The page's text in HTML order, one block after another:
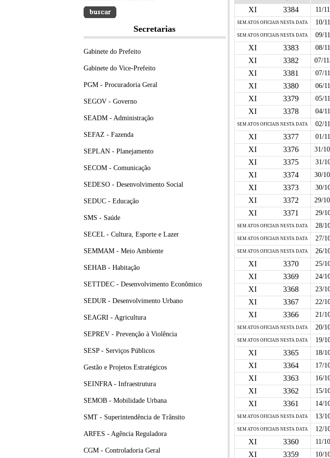
Secretarias
Gabinete do Prefeito
Gabinete do Vice-Prefeito
PGM - Procuradoria Geral
SEGOV - Governo
SEADM - Administração
SEFAZ - Fazenda
SEPLAN - Planejamento
SECOM - Comunicação
SEDESO - Desenvolvimento Social
SEDUC - Educação
SMS - Saúde
SECEL - Cultura, Esporte e Lazer
SEMMAM - Meio Ambiente
SEHAB - Habitação
SETTDEC - Desenvolvimento Econômico
SEDUR - Desenvolvimento Urbano
SEAGRI - Agricultura
SEPREV - Prevenção à Violência
SESP - Serviços Públicos
Gestão e Projetos Estratégicos
SEINFRA - Infraestrutura
SEMOB - Mobilidade Urbana
SMT - Superintendência de Trânsito
ARFES - Agência Reguladora
CGM - Controladoria Geral
XI
3384 11/
SEM ATOS OFICIAIS NESTA DATA 10/
SEM ATOS OFICIAIS NESTA DATA 09/
XI 3383 08/
XI 3382 07/
XI 3381 07/
XI 3380 06/
XI 3379 05/
XI 3378 04/
SEM ATOS OFICIAIS NESTA DATA 02/
XI 3377 01/
XI 3376 31/
XI 3375 31/
XI 3374 30/
XI 3373 30/
XI 3372 29/
XI 3371 29/
SEM ATOS OFICIAIS NESTA DATA 28/
SEM ATOS OFICIAIS NESTA DATA 27/
SEM ATOS OFICIAIS NESTA DATA 26/
XI 3370 25/
XI 3369 24/
XI 3368 23/
XI 3367 22/
XI 3366 21/
SEM ATOS OFICIAIS NESTA DATA 20/
SEM ATOS OFICIAIS NESTA DATA 19/
XI 3365 18/
XI 3364 17/
XI 3363 16/
XI 3362 15/
XI 3361 14/
SEM ATOS OFICIAIS NESTA DATA 13/
SEM ATOS OFICIAIS NESTA DATA 12/
XI 3360 11/
XI 3359 10/